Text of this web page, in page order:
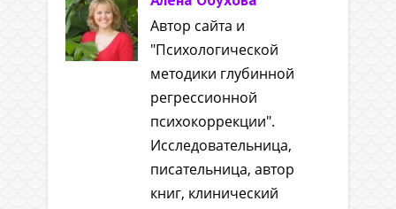
Автор сайта и
"Психологической
методики глубинной
регрессионной
психокоррекции".
Исследовательница,
писательница, автор
книг, клинический